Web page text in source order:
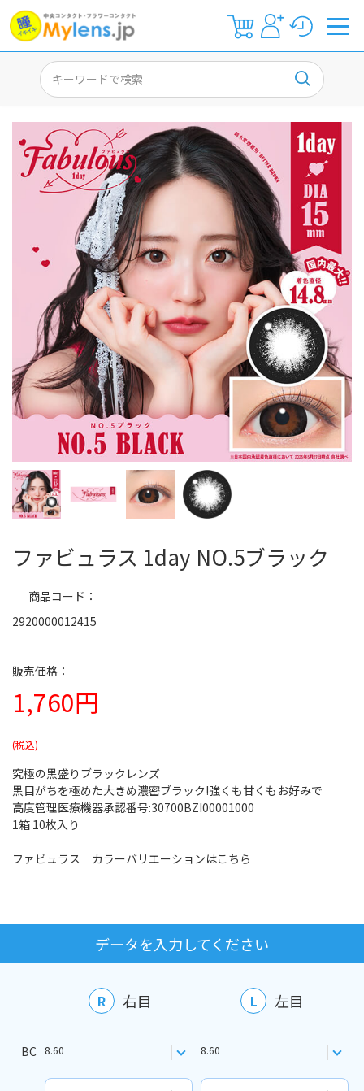
ファビュラス 1day NO.5ブラック
1,760円
商品コード
2920000012415
究極の黒盛りブラックレンズ
黒目がちを極めた大きめ濃密ブラック!強くも甘くもお好みで
高度管理医療機器承認番号:30700BZI00001000
1箱 10枚入り
ファビュラス カラーバリエーションはこちら
データを入力してください
R 右目 L 左目
BC 8.60 8.60